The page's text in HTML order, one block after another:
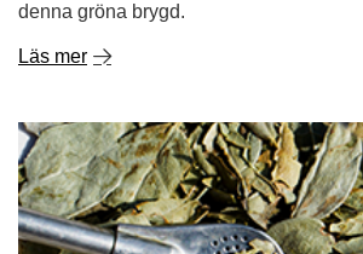
denna gröna brygd.
Läs mer